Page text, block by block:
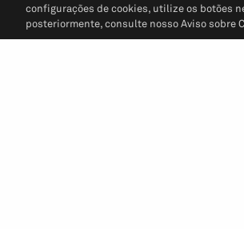
configurações de cookies, utilize os botões
posteriormente, consulte nosso Aviso sobre